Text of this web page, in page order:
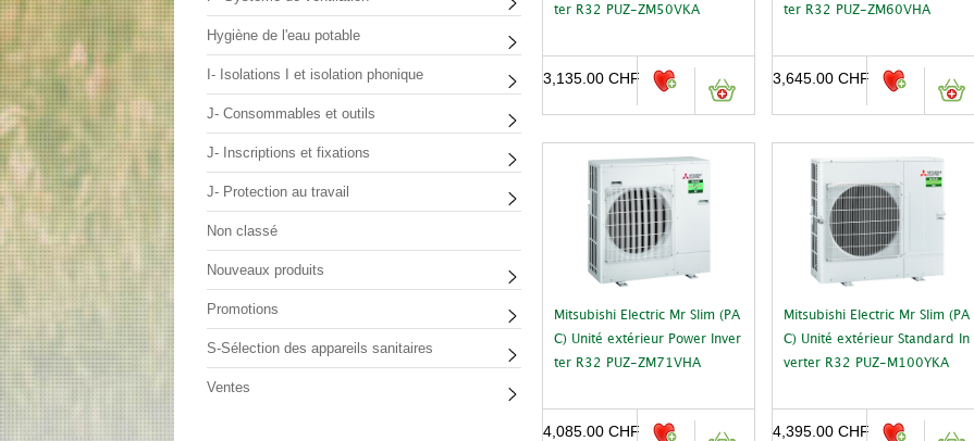
Hygiène de l'eau potable
I- Isolations I et isolation phonique
J- Consommables et outils
J- Inscriptions et fixations
J- Protection au travail
Non classé
Nouveaux produits
Promotions
S-Sélection des appareils sanitaires
Ventes
ter R32 PUZ-ZM50VKA
3,135.00CHF
ter R32 PUZ-ZM60VHA
3,645.00CHF
Mitsubishi Electric Mr Slim (PA
C) Unité extérieur Power Inver
ter R32 PUZ-ZM71VHA
4,085.00CHF
Mitsubishi Electric Mr Slim (PA
C) Unité extérieur Standard In
verter R32 PUZ-M100YKA
4,395.00CHF